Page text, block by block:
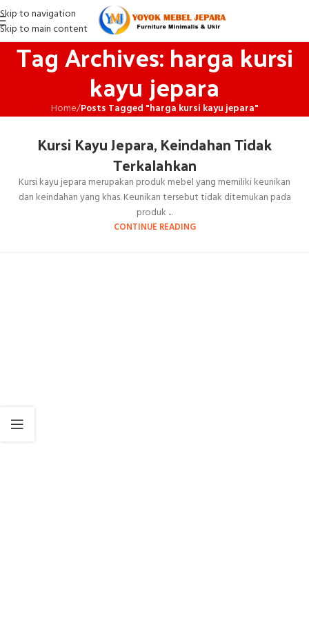
Skip to navigation
Skip to main content
Tag Archives: harga kursi
kayu jepara
Home/Posts Tagged "harga kursi kayu jepara"
Kursi Kayu Jepara, Keindahan Tidak
Terkalahkan
Kursi kayu jepara merupakan produk mebel yang memiliki keunikan
dan keindahan yang khas. Keunikan tersebut tidak ditemukan pada
produk ...
CONTINUE READING